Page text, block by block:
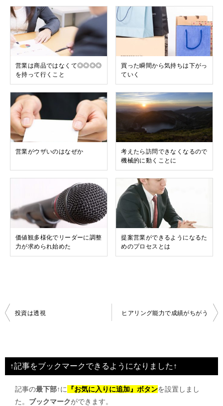
営業は商品ではなくて◎◎◎◎
を持って行くこと
買った瞬間から気持ちは下がっ
ていく
営業がウザいのはなぜか
考えたら訪問できなくなるので
機械的に動くことに
価値観多様化でリーダーに調整
力が求められ始めた
提案営業ができるようになるた
めのプロセスとは
投
ビ
ゲ
投資は透視 ヒアリング能力で成績がちがう
↑記事をブックマークできるようになりました↑
記事の最下部↑に 『お気に入りに追加』ボタンを設置しまし
た。 ブックマークができます。